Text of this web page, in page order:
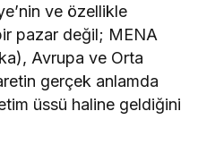
ve özellikle
pazar değil; MENA
Avrupa ve Orta
gerçek anlamda
üssü haline geldiğini